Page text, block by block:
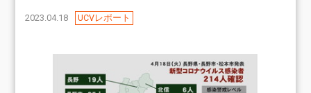
2023.04.18 UCVレポート